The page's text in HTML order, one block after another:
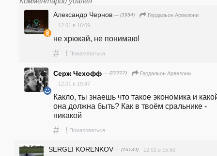
Александр Чернов — (3954)
Гердальон Арвелони
12.01 в 16:09
не хрюкай, не понимаю!
# ! Пожаловаться
Серж Чехофф — (22322)
Гердальон Арвелони
12.01 в 19:47
Какло, ты знаешь что такое экономика и
она должна быть? Как в твоём сральнике -
никакой
# ! Пожаловаться
SERGEI KORENKOV — (16139) 12.01 в 15:50